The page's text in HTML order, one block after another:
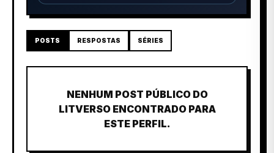
POSTS RESPOSTAS SÉRIES
NENHUM POST PÚBLICO DO
LITVERSO ENCONTRADO PARA
ESTE PERFIL.